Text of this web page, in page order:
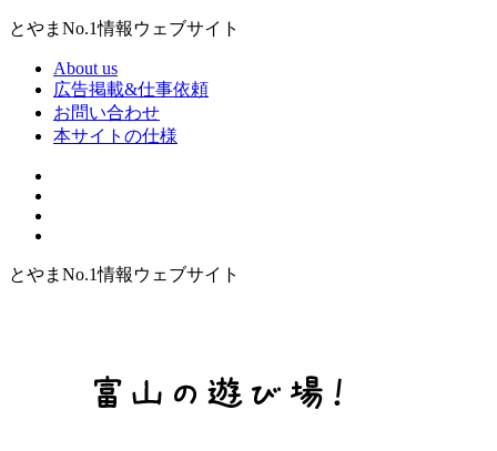
とやまNo.1情報ウェブサイト
About us
広告掲載&仕事依頼
お問い合わせ
本サイトの仕様
とやまNo.1情報ウェブサイト